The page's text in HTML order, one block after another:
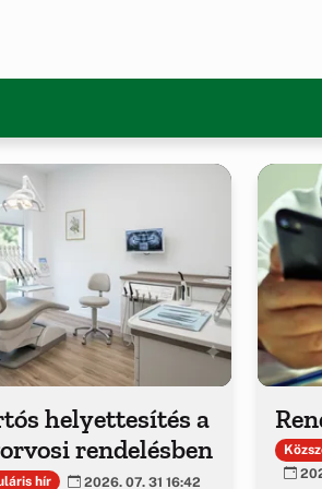
helyettesítés a
rendelésben
hír 2026. 07. 31 16:42